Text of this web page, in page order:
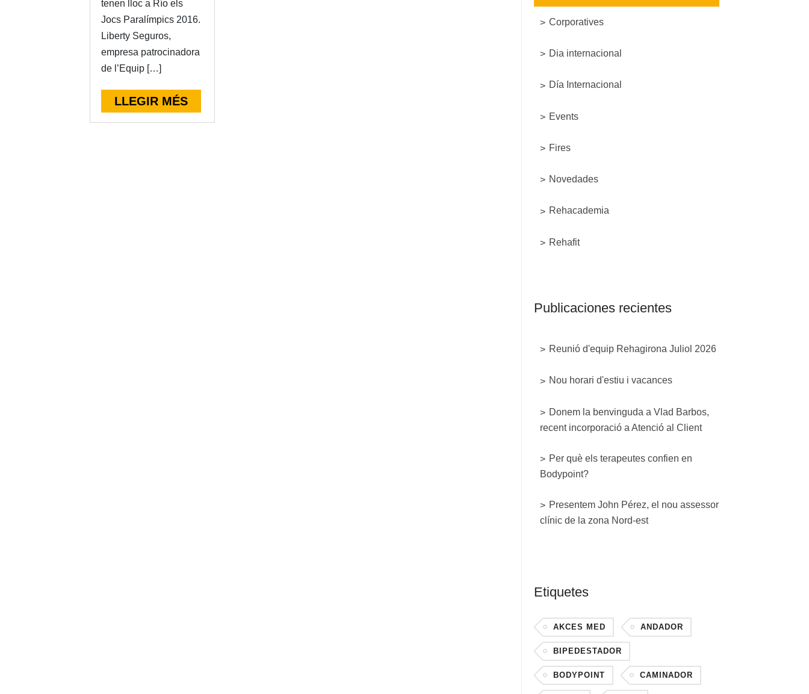
tenen lloc a Río els
Jocs Paralímpics 2016.
Liberty Seguros,
empresa patrocinadora
de l’Equip […]
LLEGIR MÉS
Corporatives
Dia internacional
Día Internacional
Events
Fires
Novedades
Rehacademia
Rehafit
Publicaciones recientes
Reunió d'equip Rehagirona Juliol 2026
Nou horari d'estiu i vacances
Donem la benvinguda a Vlad Barbos,
recent incorporació a Atenció al Client
Per què els terapeutes confien en
Bodypoint?
Presentem John Pérez, el nou assessor
clínic de la zona Nord-est
Etiquetes
AKCES MED ANDADOR
BIPEDESTADOR
BODYPOINT CAMINADOR